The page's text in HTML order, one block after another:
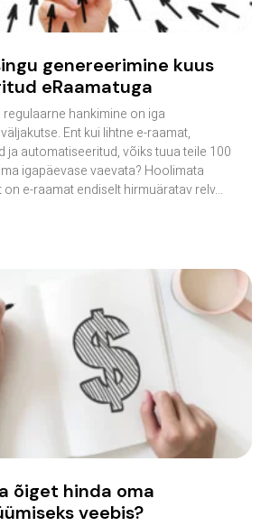
genereerimine kuus
eRaamatuga
hankimine on iga
Ent kui lihtne e-raamat,
ja automatiseeritud, võiks tuua teile 100
igapäevase vaevata? Hoolimata
e-raamat endiselt hirmuäratav relv...
õiget hinda oma
veebis?